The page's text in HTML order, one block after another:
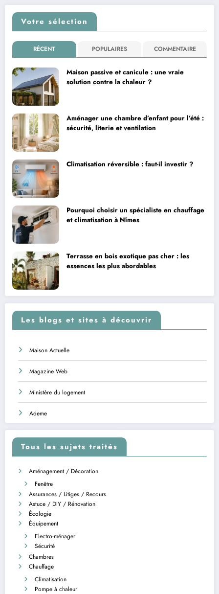
Votre sélection
RÉCENT POPULAIRES COMMENTAIRE
Maison passive et canicule : une vraie
solution contre la chaleur ?
Aménager une chambre d’enfant pour l’été :
sécurité, literie et ventilation
Climatisation réversible : faut-il investir ?
Pourquoi choisir un spécialiste en chauffage
et climatisation à Nîmes
Terrasse en bois exotique pas cher : les
essences les plus abordables
Les blogs et sites à découvrir
Maison Actuelle
Magazine Web
Ministère du logement
Ademe
Tous les sujets traités
Aménagement / Décoration
Fenêtre
Assurances / Litiges / Recours
Astuce / DIY / Rénovation
Écologie
Équipement
Electro-ménager
Sécurité
Chambres
Chauffage
Climatisation
Pompe à chaleur